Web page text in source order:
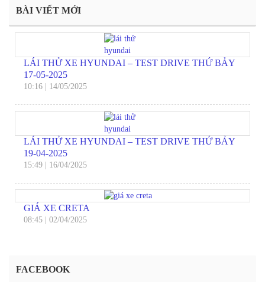
BÀI VIẾT MỚI
LÁI THỬ XE HYUNDAI – TEST DRIVE THỨ BẢY
17-05-2025
10:16 14/05/2025
LÁI THỬ XE HYUNDAI – TEST DRIVE THỨ BẢY
19-04-2025
15:49 16/04/2025
GIÁ XE CRETA
08:45 02/04/2025
FACEBOOK